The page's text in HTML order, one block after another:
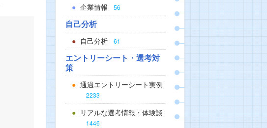
企業情報 56
自己分析
自己分析 61
エントリーシート・選考対
策
通過エントリーシート実例
2233
リアルな選考情報・体験談
1446